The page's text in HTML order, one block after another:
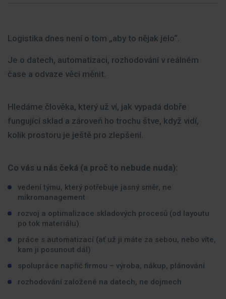
Logistika dnes není o tom „aby to nějak jelo“.
Je o datech, automatizaci, rozhodování v reálném
čase a odvaze věci měnit.
Hledáme člověka, který už ví, jak vypadá dobře
fungující sklad a zároveň ho trochu štve, když vidí,
kolik prostoru je ještě pro zlepšení.
Co vás u nás čeká (a proč to nebude nuda):
vedení týmu, který potřebuje jasný směr, ne
mikromanagement
rozvoj a optimalizace skladových procesů (od layoutu
po tok materiálu)
práce s automatizací (ať už ji máte za sebou, nebo víte,
kam ji posunout dál)
spolupráce napříč firmou – výroba, nákup, plánování
rozhodování založené na datech, ne dojmech